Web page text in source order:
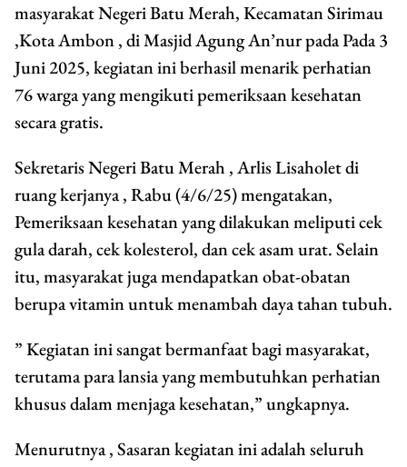
masyarakat Negeri Batu Merah, Kecamatan Sirimau
,Kota Ambon , di Masjid Agung An’nur pada Pada 3
Juni 2025, kegiatan ini berhasil menarik perhatian
76 warga yang mengikuti pemeriksaan kesehatan
secara gratis.
Sekretaris Negeri Batu Merah , Arlis Lisaholet di
ruang kerjanya , Rabu (4/6/25) mengatakan,
Pemeriksaan kesehatan yang dilakukan meliputi cek
gula darah, cek kolesterol, dan cek asam urat. Selain
itu, masyarakat juga mendapatkan obat-obatan
berupa vitamin untuk menambah daya tahan tubuh.
” Kegiatan ini sangat bermanfaat bagi masyarakat,
terutama para lansia yang membutuhkan perhatian
khusus dalam menjaga kesehatan,” ungkapnya.
Menurutnya , Sasaran kegiatan ini adalah seluruh